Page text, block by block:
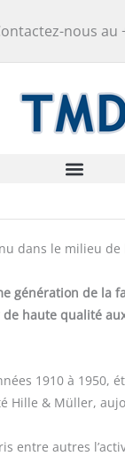
nous au
dans le milieu de
génération de la
de haute qualité
1910 à 1950,
Hille & Müller,
entre autres